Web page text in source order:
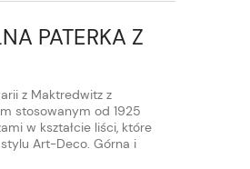
PATERKA Z
z Maktredwitz z
stosowanym od 1925
w kształcie liści, które
Art-Deco. Górna i